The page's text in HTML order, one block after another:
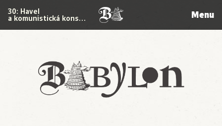
Babylon
30: Havel
a komunistická kons… Menu